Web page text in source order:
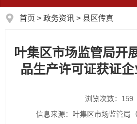
首页 > 政务资讯 > 县区传真
叶集区市场监管局开
品生产许可证获证
浏览次数： 159
信息来源：叶集区市场监管局